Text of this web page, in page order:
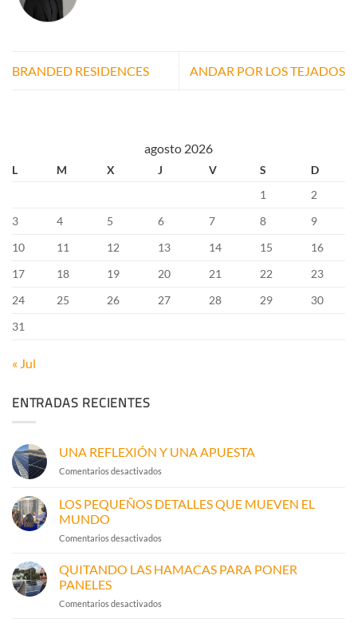
BRANDED RESIDENCES ANDAR POR LOS TEJADOS
agosto 2026
L M X J V S
D
1
2
3
4 5 6 7 8
9
10
11 12 13 14 15
16
17
18 19 20 21 22
23
24
25 26 27 28 29
30
31
« Jul
ENTRADAS RECIENTES
UNA REFLEXIÓN Y UNA APUESTA
Comentarios desactivados
Y
APUESTA
LOS PEQUEÑOS DETALLES QUE MUEVEN EL
MUNDO
Comentarios desactivados
PEQUEÑOS
DETALLES
MUEVEN
QUITANDO LAS HAMACAS PARA PONER
PANELES
Comentarios desactivados